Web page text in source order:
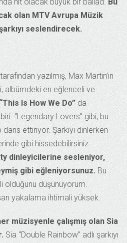
olan MTV Avrupa Müzik
seslendirecek.
yazılmış, Max Martin’in
albümdeki en eğlenceli ve
“This Is How We Do” da
“Legendary Lovers” gibi, bu
dans ettiriyor. Şarkıyı dinlerken
gibi hissedebilirsiniz.
dinleyicilerine sesleniyor,
gibi eğleniyorsunuz. Bu
olduğunu düşünüyorum.
yakalama ihtimali yüksek.
müzisyenle çalışmış olan Sia
Sia “Double Rainbow” adlı şarkıyı